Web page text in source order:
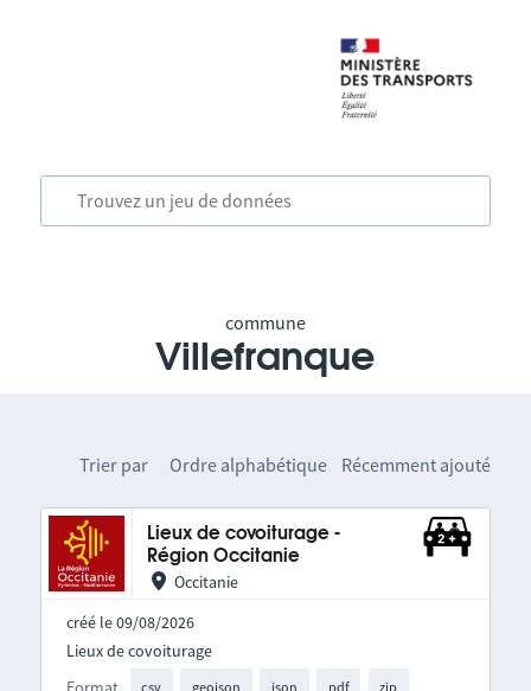
commune
Villefranque
Trier par Ordre alphabétique Récemment ajouté
Lieux de covoiturage -
Région Occitanie
Occitanie
créé le 09/08/2026
csv geojson json pdf zip
Lieux de covoiturage